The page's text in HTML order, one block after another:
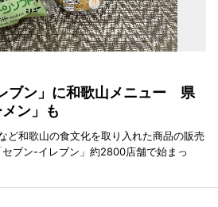
ブン」に和歌山メニュー 県
ン」も
ど和歌山の食文化を取り入れた商品の販売
ブン-イレブン」約2800店舗で始まっ